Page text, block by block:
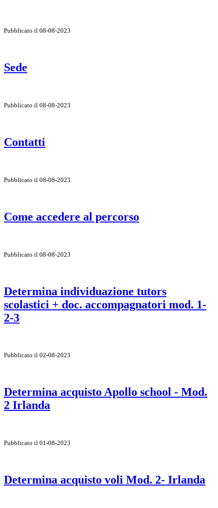
Pubblicato il 08-08-2023
Sede
Pubblicato il 08-08-2023
Contatti
Pubblicato il 08-08-2023
Come accedere al percorso
Pubblicato il 08-08-2023
Determina individuazione tutors
scolastici + doc. accompagnatori mod. 1-
2-3
Pubblicato il 02-08-2023
Determina acquisto Apollo school - Mod.
2 Irlanda
Pubblicato il 01-08-2023
Determina acquisto voli Mod. 2- Irlanda